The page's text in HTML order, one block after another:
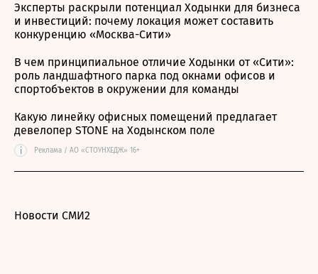
Эксперты раскрыли потенциал Ходынки для бизнеса
и инвестиций: почему локация может составить
конкуренцию «Москва-Сити»
В чем принципиальное отличие Ходынки от «Сити»:
роль ландшафтного парка под окнами офисов и
спортобъектов в окружении для команды
Какую линейку офисных помещений предлагает
девелопер STONE на Ходынском поле
i Реклама / АО «СТОУНХЕДЖ» 16+
Новости СМИ2